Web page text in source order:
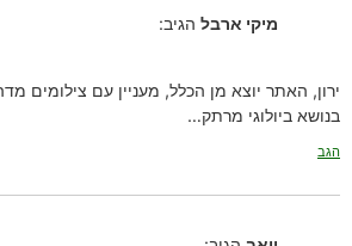
מיקי ארבל הגיב:
ירון, האתר יוצא מן הכלל, מעניין עם צילומים
בנושא ביולוגי מרתק…
הגב